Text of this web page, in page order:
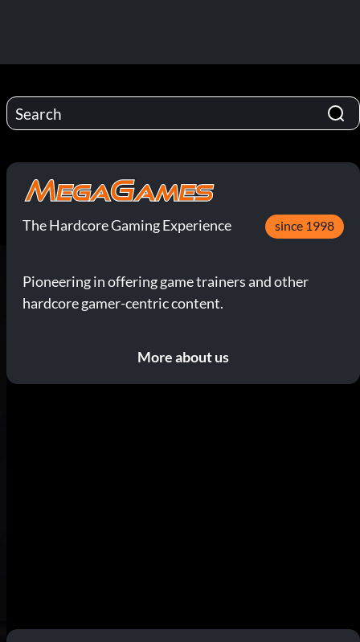
The Hardcore Gaming Experience since 1998
Pioneering in offering game trainers and other
hardcore gamer-centric content.
More about us